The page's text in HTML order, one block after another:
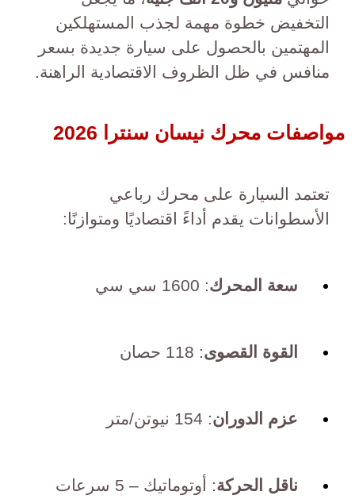
التخفيض خطوة مهمة لجذب المستهلكين
المهتمين بالحصول على سيارة جديدة بسعر
منافس في ظل الظروف الاقتصادية الراهنة.
مواصفات محرك نيسان سنترا 2026
تعتمد السيارة على محرك رباعي
الأسطوانات يقدم أداءً اقتصاديًا ومتوازنًا:
سعة المحرك: 1600 سي سي
القوة القصوى: 118 حصان
عزم الدوران: 154 نيوتن/متر
ناقل الحركة: أوتوماتيك – 5 سرعات